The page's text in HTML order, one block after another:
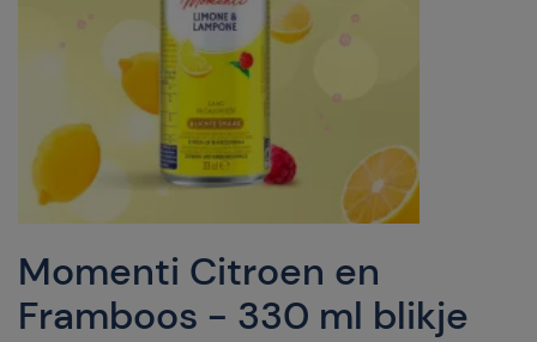
Momenti Citroen en
Framboos - 330 ml blikje